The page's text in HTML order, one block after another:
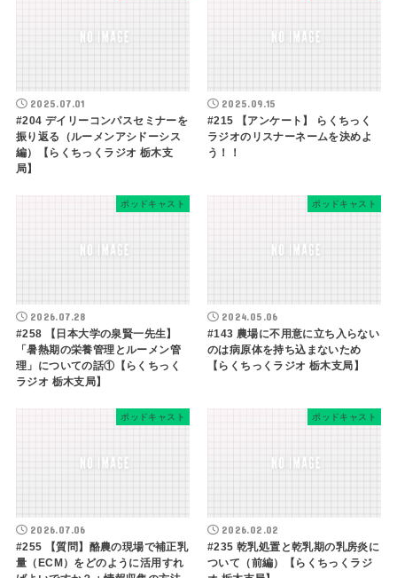
2025.07.01
#204 デイリーコンパスセミナーを
振り返る（ルーメンアシドーシス
編）【らくちっくラジオ 栃木支
局】
2025.09.15
#215 【アンケート】 らくちっく
ラジオのリスナーネームを決めよ
う！！
ポッドキャスト
2026.07.28
#258 【日本大学の泉賢一先生】
「暑熱期の栄養管理とルーメン管
理」についての話①【らくちっく
ラジオ 栃木支局】
ポッドキャスト
2024.05.06
#143 農場に不用意に立ち入らない
のは病原体を持ち込まないため
【らくちっくラジオ 栃木支局】
ポッドキャスト
2026.07.06
#255 【質問】酪農の現場で補正乳
量（ECM）をどのように活用すれ
ポッドキャスト
2026.02.02
#235 乾乳処置と乾乳期の乳房炎に
ついて（前編）【らくちっくラジ